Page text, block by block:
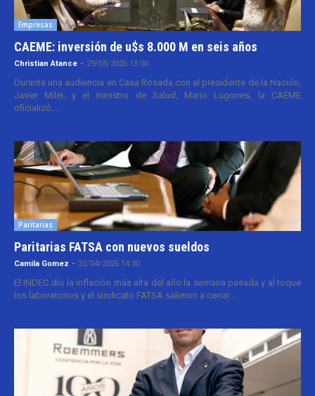
Empresas
CAEME: inversión de u$s 8.000 M en seis años
Christian Atance - 29/05/2026 15:00
Durante una audiencia en Casa Rosada con el presidente de la Nación,
Javier Milei, y el ministro de Salud, Mario Lugones, la CAEME
oficializó...
Paritarias
Paritarias FATSA con nuevos sueldos
Camila Gomez - 22/04/2026 14:30
El INDEC dio la inflación más alta del año la semana pasada y al toque
los laboratorios y el sindicato FATSA salieron a cerrar...